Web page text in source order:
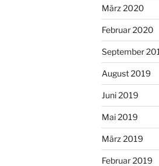
März 2020
Februar 2020
September
August 2019
Juni 2019
Mai 2019
März 2019
Februar 2019